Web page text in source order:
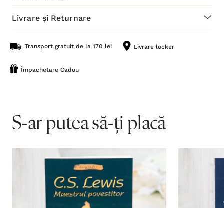
Livrare și Returnare
Transport gratuit de la 170 lei Livrare locker
Împachetare Cadou
S-ar putea să-ți placă